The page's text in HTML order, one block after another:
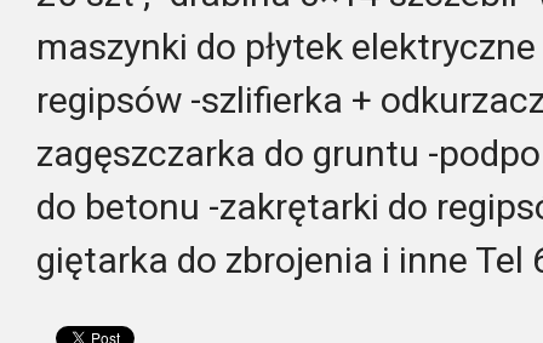
maszynki do płytek
regipsów -szlifierka +
zagęszczarka do gruntu -
do betonu -zakrętarki do
giętarka do zbrojenia i inne Tel